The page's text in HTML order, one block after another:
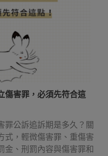
傷害罪，必須先符合這
罪公訴追訴期是多久？關
式，輕微傷害罪、重傷害
金、刑罰內容與傷害罪和